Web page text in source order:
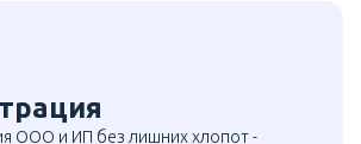
ООО и ИП без лишних хлопот -